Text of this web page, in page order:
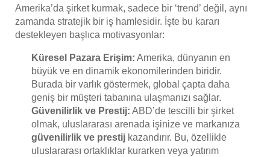
Amerika’da şirket kurmak, sadece bir ‘trend’ değil, aynı
zamanda stratejik bir iş hamlesidir. İşte bu kararı
destekleyen başlıca motivasyonlar:
Küresel Pazara Erişim: Amerika, dünyanın en
büyük ve en dinamik ekonomilerinden biridir.
Burada bir varlık göstermek, global çapta daha
geniş bir müşteri tabanına ulaşmanızı sağlar.
Güvenilirlik ve Prestij: ABD’de tescilli bir şirket
olmak, uluslararası arenada işinize ve markanıza
güvenilirlik ve prestij kazandırır. Bu, özellikle
uluslararası ortaklıklar kurarken veya yatırım